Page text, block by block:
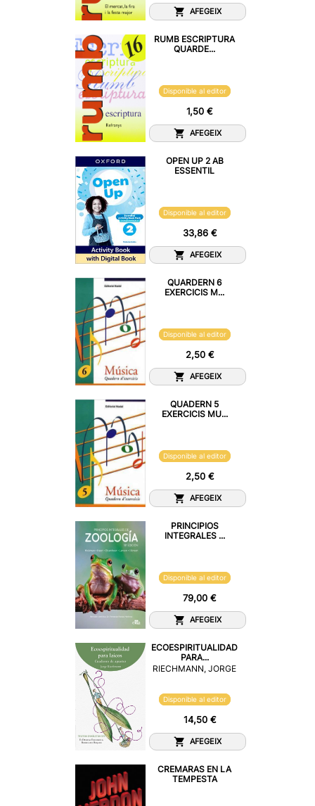
AFEGEIX
RUMB ESCRIPTURA
QUARDE...
Disponible al editor
1,50 €
AFEGEIX
OPEN UP 2 AB
ESSENTIL
Disponible al editor
33,86 €
AFEGEIX
QUARDERN 6
EXERCICIS M...
Disponible al editor
2,50 €
AFEGEIX
QUADERN 5
EXERCICIS MU...
Disponible al editor
2,50 €
AFEGEIX
PRINCIPIOS
INTEGRALES ...
Disponible al editor
79,00 €
AFEGEIX
ECOESPIRITUALIDAD
PARA...
RIECHMANN, JORGE
Disponible al editor
14,50 €
AFEGEIX
CREMARAS EN LA
TEMPESTA